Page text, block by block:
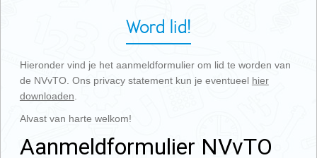
Word lid!
Hieronder vind je het aanmeldformulier om lid te worden van
de NVvTO. Ons privacy statement kun je eventueel hier
downloaden
Alvast van harte welkom!